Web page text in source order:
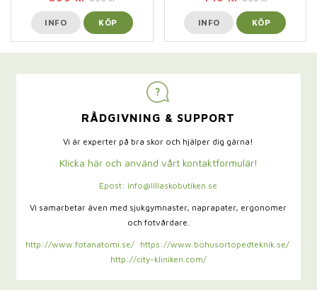
INFO KÖP INFO KÖP
RÅDGIVNING & SUPPORT
Vi är experter på bra skor och hjälper dig gärna!
Klicka här och använd vårt kontaktformulär!
Epost: info@lillaskobutiken.se
Vi samarbetar även med sjukgymnaster, naprapater, ergonomer
och fotvårdare.
http://www.fotanatomi.se/
https://www.bohusortopedteknik.se/
http://city-kliniken.com/